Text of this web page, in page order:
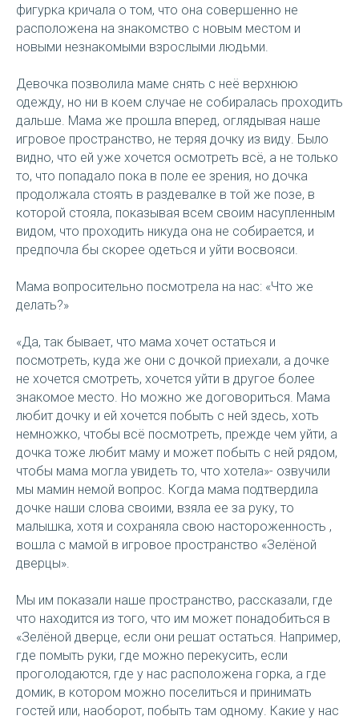
фигурка кричала о том, что она совершенно не
расположена на знакомство с новым местом и
новыми незнакомыми взрослыми людьми.
Девочка позволила маме снять с неё верхнюю
одежду, но ни в коем случае не собиралась проходить
дальше. Мама же прошла вперед, оглядывая наше
игровое пространство, не теряя дочку из виду. Было
видно, что ей уже хочется осмотреть всё, а не только
то, что попадало пока в поле ее зрения, но дочка
продолжала стоять в раздевалке в той же позе, в
которой стояла, показывая всем своим насупленным
видом, что проходить никуда она не собирается, и
предпочла бы скорее одеться и уйти восвояси.
Мама вопросительно посмотрела на нас: «Что же
делать?»
«Да, так бывает, что мама хочет остаться и
посмотреть, куда же они с дочкой приехали, а дочке
не хочется смотреть, хочется уйти в другое более
знакомое место. Но можно же договориться. Мама
любит дочку и ей хочется побыть с ней здесь, хоть
немножко, чтобы всё посмотреть, прежде чем уйти, а
дочка тоже любит маму и может побыть с ней рядом,
чтобы мама могла увидеть то, что хотела»- озвучили
мы мамин немой вопрос. Когда мама подтвердила
дочке наши слова своими, взяла ее за руку, то
малышка, хотя и сохраняла свою настороженность ,
вошла с мамой в игровое пространство «Зелёной
дверцы».
Мы им показали наше пространство, рассказали, где
что находится из того, что им может понадобиться в
«Зелёной дверце, если они решат остаться. Например,
где помыть руки, где можно перекусить, если
проголодаются, где у нас расположена горка, а где
домик, в котором можно поселиться и принимать
гостей или, наоборот, побыть там одному. Какие у нас